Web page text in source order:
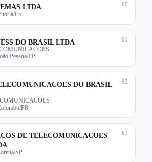
60
LTDA
ES
61
DO BRASIL LTDA
Pessoa/PB
62
DO BRASIL
PR
63
DE TELECOMUNICACOES
SP